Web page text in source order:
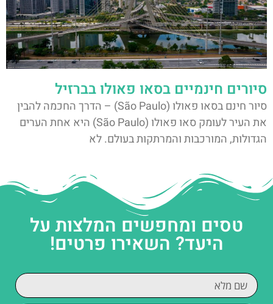
סיורים חינמיים בסאו פאולו בברזיל
סיור חינם בסאו פאולו (São Paulo) – הדרך החכמה להבין
את העיר לעומק סאו פאולו (São Paulo) היא אחת הערים
הגדולות, המורכבות והמרתקות בעולם. לא
טסים ומחפשים המלצות על
היעד? השאירו פרטים!